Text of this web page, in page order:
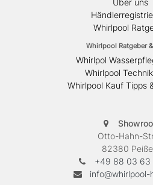
Über uns
Whirlpool
Whirlpool Ratgeber
Whirlpol
Whirlpool
Whirlpool Kauf Tipps
Otto-Hahn-
82380
+49 88 03 63
info@whirlpool-